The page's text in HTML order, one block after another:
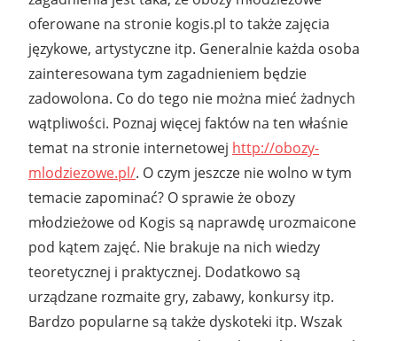
oferowane na stronie kogis.pl to także zajęcia
językowe, artystyczne itp. Generalnie każda osoba
zainteresowana tym zagadnieniem będzie
zadowolona. Co do tego nie można mieć żadnych
wątpliwości. Poznaj więcej faktów na ten właśnie
temat na stronie internetowej http://obozy-
mlodziezowe.pl/. O czym jeszcze nie wolno w tym
temacie zapominać? O sprawie że obozy
młodzieżowe od Kogis są naprawdę urozmaicone
pod kątem zajęć. Nie brakuje na nich wiedzy
teoretycznej i praktycznej. Dodatkowo są
urządzane rozmaite gry, zabawy, konkursy itp.
Bardzo popularne są także dyskoteki itp. Wszak